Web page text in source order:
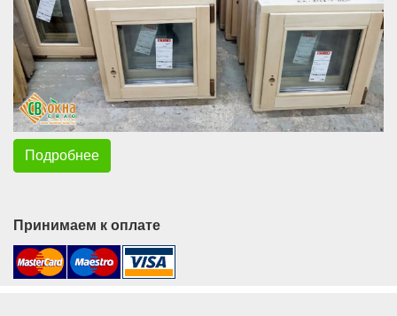
Подробнее
Принимаем к оплате